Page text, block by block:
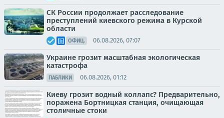
СК России продолжает расследование
преступлений киевского режима в Курской
области
ОФИЦ. 06.08.2026, 07:07
Украине грозит масштабная экологическая
катастрофа
ПАБЛИКИ 06.08.2026, 01:12
Киеву грозит водный коллапс? Предварительно,
поражена Бортницкая станция, очищающая
столичные стоки